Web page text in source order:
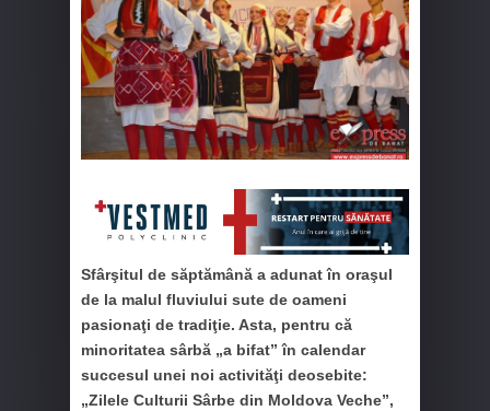
Sfârşitul de săptămână a adunat în oraşul
de la malul fluviului sute de oameni
pasionaţi de tradiţie. Asta, pentru că
minoritatea sârbă „a bifat” în calendar
succesul unei noi activităţi deosebite:
„Zilele Culturii Sârbe din Moldova Veche”,